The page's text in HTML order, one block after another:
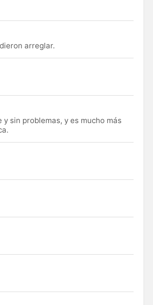
arreglar.
sin problemas, y es mucho más